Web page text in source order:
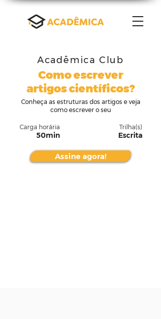
Acadêmica Club
Como escrever
artigos científicos?
Conheça as estruturas dos artigos e veja
como escrever o seu
Carga horária
50min
Trilha(s)
Escrita
Assine agora!